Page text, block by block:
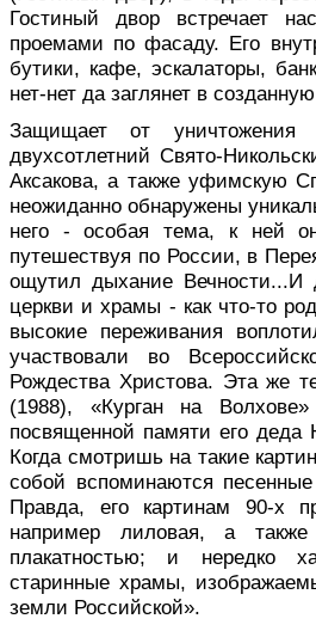
Гости­ный двор встречает
проемами по фасаду. Его
бутики, кафе, эскалаторы,
нет-нет да заглянет в
Защищает от
двухсотлетний Свято-
Аксакова, а также уфимскую
неожиданно обнаружены
него - особая тема, к ней
путешествуя по России, в
ощутил дыхание
церкви и храмы - как что-то
высокие переживания
участвовали во
Рождества Христова. Эта же
(1988), «Курган на
посвященной памяти его
Когда смотришь на такие
собой вспоминаются
Правда, его картинам 90-х
например лиловая, а
плакатностью; и нередко
старинные храмы,
земли Российской».